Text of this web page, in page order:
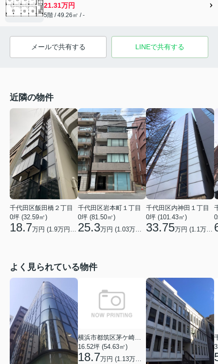
21.31万円
5階 / 49.26㎡ / -
メールで共有する LINEで共有する
近隣の物件
千代田区飯田橋２丁目
0坪 (32.59㎡)
18.7万円 (1.9万円/坪)
千代田区岩本町１丁目
0坪 (81.50㎡)
25.3万円 (1.03万円/坪)
千代田区内神田１丁目
0坪 (101.43㎡)
33.75万円 (1.1 万円/坪)
よく見られている物件
16.52坪 (54.63㎡)
18.7万円 (1.13万円/坪)